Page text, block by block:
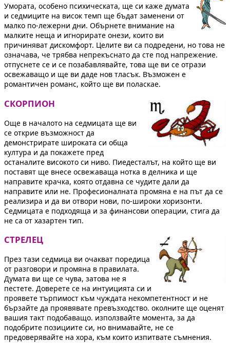
Умората, особено психическата, ще си каже думата
и седмиците на висок темп ще бъдат заменени от
малко по-лежерни дни. Обърнете внимание на
малките неща и игнорирате онези, които ви
причиняват дискомфорт. Целите ви са подредени, но това не
означава, че трябва непрекъснато да сте под напрежение.
отпуснете се и се позабавлявайте, това ще ви се отрази
освежаващо и ще ви даде нов тласък. Възможен е
романтичен романс, който ще ви поласкае.
СКОРПИОН
Още в началото на седмицата ще ви
се открие възможност да
демонстрирате широката си обща
култура и да покажете пред
останалите високото си ниво. Пиедесталът, на който ще ви
поставят ще внесе освежаваща нотка в делника и ще
направите крачка, която отдавна се чудите дали да
направите или не. Професионалната промяна е на път да се
реализира и да ви отвори нови, по-широки хоризонти.
Седмицата е подходяща и за финансови операции, стига да
не са от хазартен тип.
СТРЕЛЕЦ
През тази седмица ви очакват поредица
от разговори и промяна в правилата.
Думата ви ще се чува, затова не я
пестете. Доверете се на интуицията си и
проявете търпимост към чуждата некомпетентност и не
бързайте да проявявате превъзходство. околните ще оценят
вашия такт подобаващо. използвайте момента, за да
подобрите позициите си, но внимавайте, не се
предоверявайте на хора, към които изпитвате съмнения.